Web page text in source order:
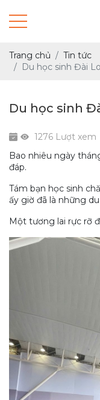
Trang chủ
Tin tức
Du học sinh Đài
Du học sinh
1276 Lượt xem
Bao nhiêu ngày
đáp.
Tám bạn học sinh
ấy giờ đã là những
Một tương lai rực rỡ